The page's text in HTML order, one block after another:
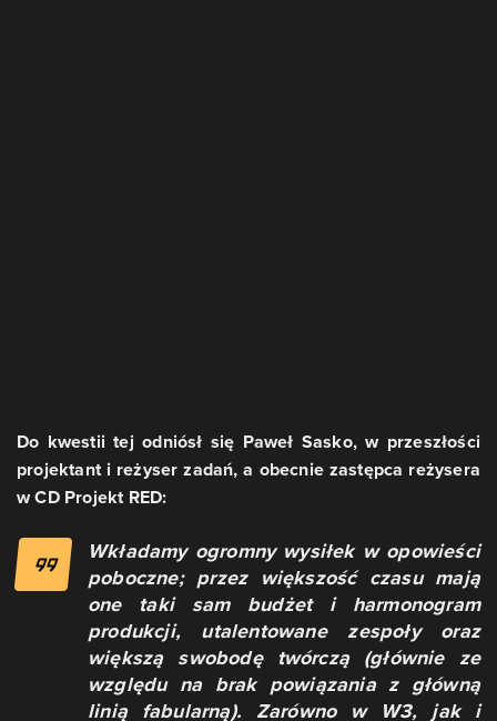
Do kwestii tej odniósł się Paweł Sasko, w przeszłości
projektant i reżyser zadań, a obecnie zastępca reżysera
w CD Projekt RED:
Wkładamy ogromny wysiłek w opowieści
poboczne; przez większość czasu mają
one taki sam budżet i harmonogram
produkcji, utalentowane zespoły oraz
większą swobodę twórczą (głównie ze
względu na brak powiązania z główną
linią fabularną). Zarówno w W3, jak i